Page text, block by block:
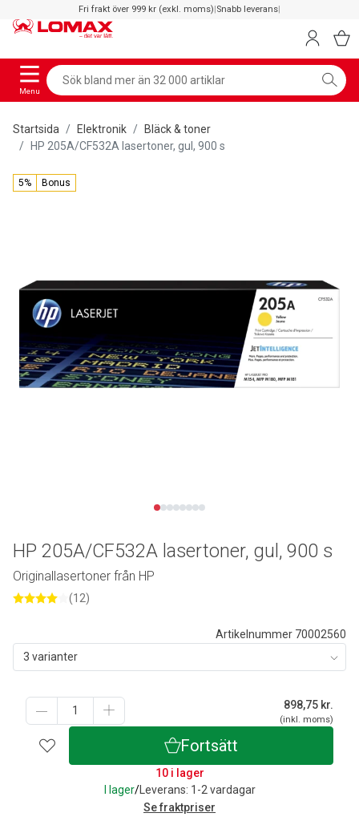
Fri frakt över 999 kr (exkl. moms)|Snabb leverans|
Menu
Startsida Elektronik
Bläck & toner
HP 205A/CF532A lasertoner, gul, 900 s
5% Bonus
Artikelnummer 70002560
3 varianter
898,75 kr.
(inkl. moms)
Fortsätt
10 i lager
I lager/Leverans: 1-2 vardagar
Se fraktpriser
HP 205A/CF532A lasertoner, gul, 900 s
Originallasertoner från HP
(12)